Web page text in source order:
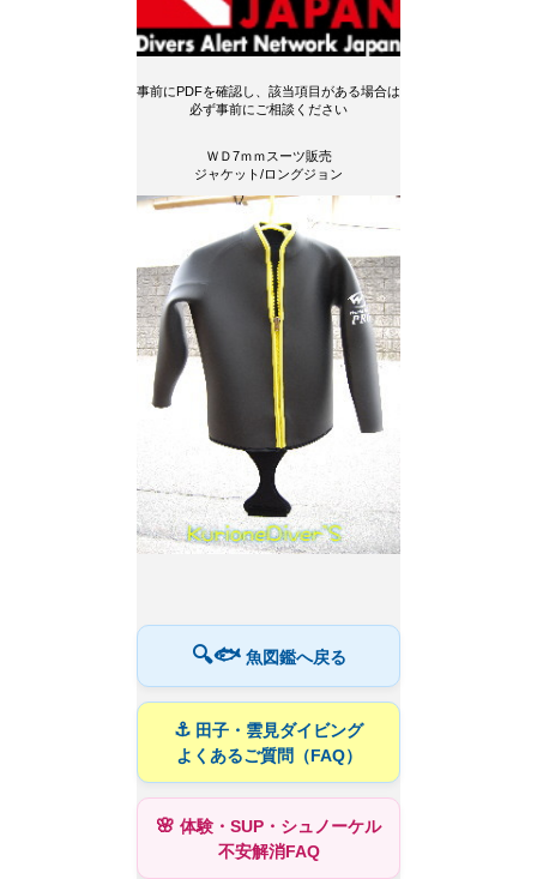
事前にPDFを確認し、該当項目がある場合は
必ず事前にご相談ください
ＷＤ7ｍｍスーツ販売
ジャケット/ロングジョン
🔍🐟魚図鑑へ戻る
⚓ 田子・雲見ダイビング
よくあるご質問（FAQ）
🌸 体験・SUP・シュノーケル
不安解消FAQ